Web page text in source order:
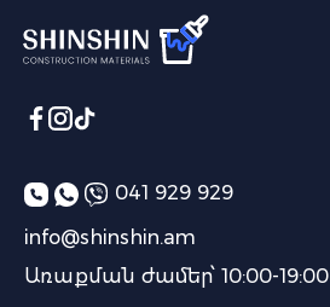
041 929 929
info@shinshin.am
Առաքման ժամեր՝ 10:00-19:00